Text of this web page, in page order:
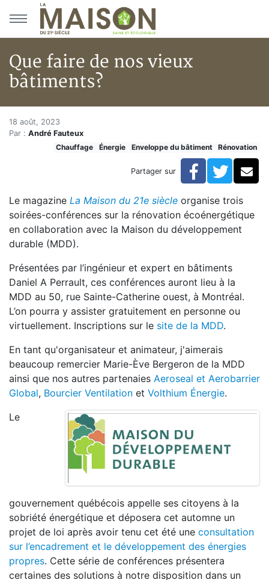
Aller au menu principal
Aller au contenu principal
Que faire de nos vieux
bâtiments?
Accueil
En kiosque!
Énergie
Que faire de nos vieux
18 août, 2023
Par : André Fauteux
Chauffage
Énergie Enveloppe du bâtiment Rénovation
Partager sur Facebook
Le magazine La Maison du 21e siècle organise trois
soirées-conférences sur la rénovation écoénergétique
en collaboration avec la Maison du développement
durable (MDD).
Présentées par l’ingénieur et expert en bâtiments
Daniel A Perrault, ces conférences auront lieu à la
MDD au 50, rue Sainte-Catherine ouest, à Montréal.
L’on pourra y assister gratuitement en personne ou
virtuellement. Inscriptions sur le site de la MDD.
En tant qu'organisateur et animateur, j'aimerais
beaucoup remercier Marie-Ève Bergeron de la MDD
ainsi que nos autres partenaies Aeroseal et Aerobarrier
Global, Bourcier Ventilation et Volthium Énergie.
Le
gouvernement québécois appelle ses citoyens à la
sobriété énergétique et déposera cet automne un
projet de loi après avoir tenu cet été une consultation
sur l’encadrement et le développement des énergies
propres. Cette série de conférences présentera
certaines des solutions à notre disposition dans un